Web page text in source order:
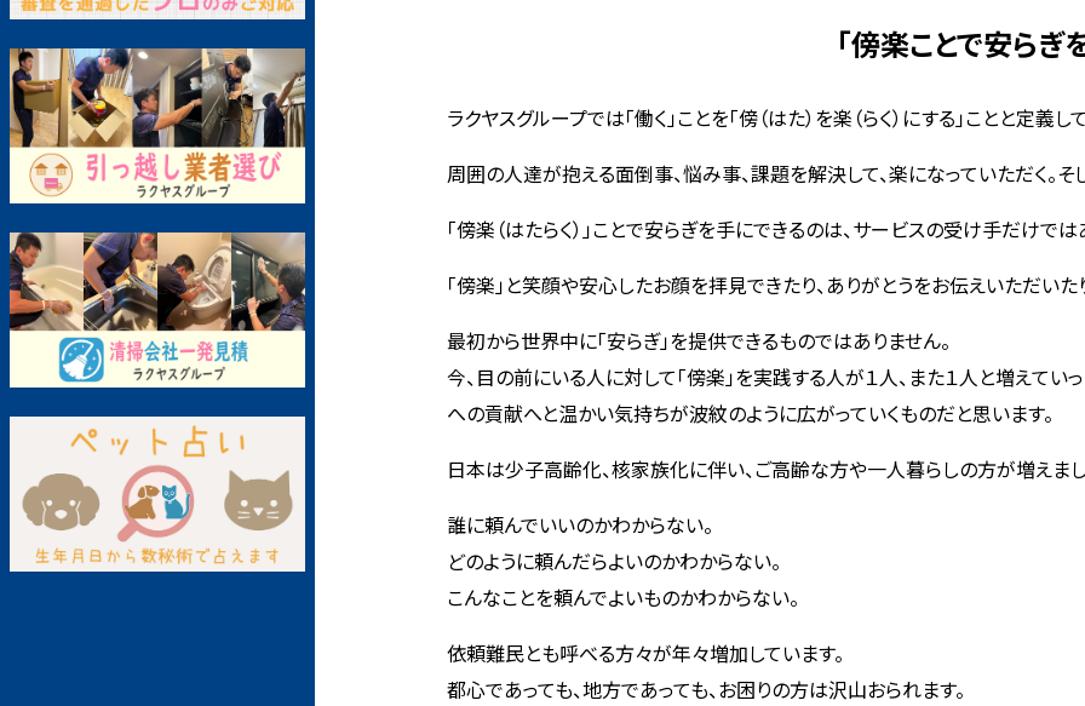
「傍楽ことで安らぎ
ラクヤスグループでは「働く」ことを「傍（はた）を楽（らく）にする」ことと定義し
周囲の人達が抱える面倒事、悩み事、課題を解決して、楽になっていただく。そ
「傍楽（はたらく）」ことで安らぎを手にできるのは、サービスの受け手だけでは
「傍楽」と笑顔や安心したお顔を拝見できたり、ありがとうをお伝えいただいた
最初から世界中に「安らぎ」を提供できるものではありません。
今、目の前にいる人に対して「傍楽」を実践する人が１人、また１人と増えて
への貢献へと温かい気持ちが波紋のように広がっていくものだと思います。
日本は少子高齢化、核家族化に伴い、ご高齢な方や一人暮らしの方が増えまし
誰に頼んでいいのかわからない。
どのように頼んだらよいのかわからない。
こんなことを頼んでよいものかわからない。
依頼難民とも呼べる方々が年々増加しています。
都心であっても、地方であっても、お困りの方は沢山おられます。